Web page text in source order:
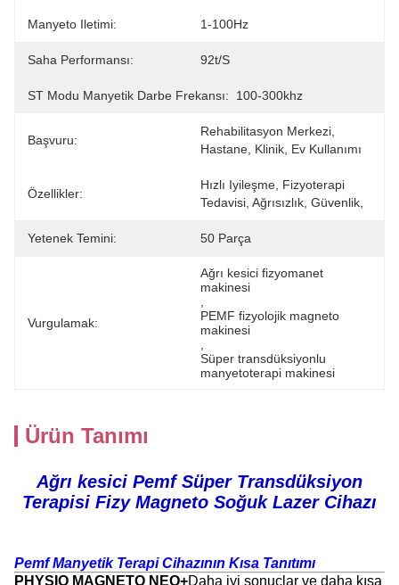
Manyeto Iletimi: 1-100Hz
Saha Performansı: 92t/s
ST Modu Manyetik Darbe Frekansı: 100-300khz
Başvuru:
Rehabilitasyon Merkezi,
Hastane, Klinik, Ev Kullanımı
Özellikler:
Hızlı Iyileşme, Fizyoterapi
Tedavisi, Ağrısızlık, Güvenlik,
Yetenek Temini: 50 Parça
Vurgulamak:
Ağrı kesici fizyomanet
makinesi
PEMF fizyolojik magneto
makinesi
Süper transdüksiyonlu
manyetoterapi makinesi
Ürün Tanımı
Ağrı kesici Pemf Süper Transdüksiyon
Terapisi Fizy Magneto Soğuk Lazer Cihazı
Pemf Manyetik Terapi Cihazının Kısa Tanıtımı
PHYSIO MAGNETO NEO+Daha iyi sonuçlar ve daha kısa